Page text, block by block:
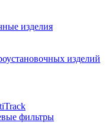
изделия
изделий
фильтры